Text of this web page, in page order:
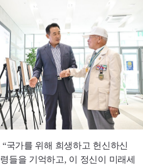
국가를 위해 희생하고 헌신하신
들을 기억하고, 이 정신이 미래세